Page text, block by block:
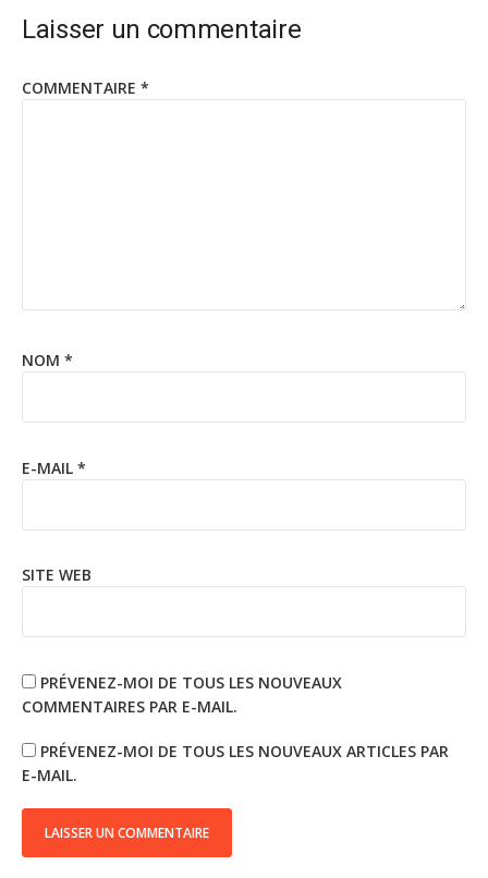
Laisser un commentaire
COMMENTAIRE *
NOM *
E-MAIL *
SITE WEB
PRÉVENEZ-MOI DE TOUS LES NOUVEAUX
COMMENTAIRES PAR E-MAIL.
PRÉVENEZ-MOI DE TOUS LES NOUVEAUX ARTICLES PAR
E-MAIL.